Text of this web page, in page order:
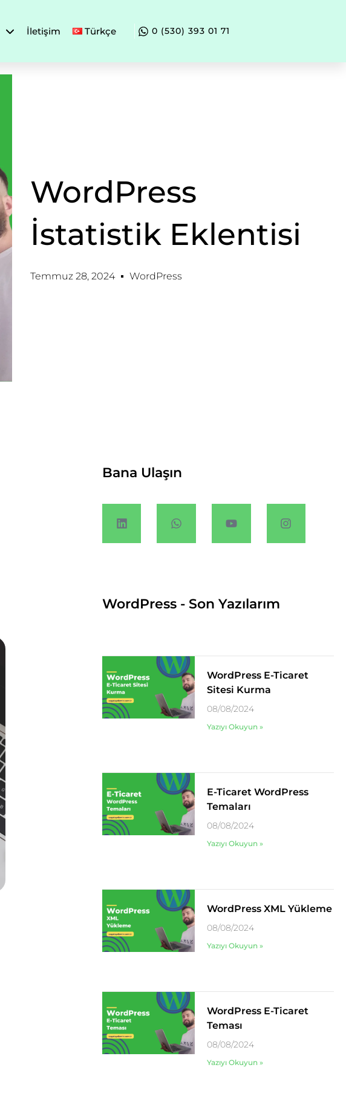
İletişim Türkçe 0 (530) 393 01 71
WordPress
İstatistik Eklentisi
Temmuz 28, 2024 WordPress
Bana Ulaşın
WordPress - Son Yazılarım
WordPress E-Ticaret
Sitesi Kurma
08/08/2024
Yazıyı Okuyun »
E-Ticaret WordPress
Temaları
08/08/2024
Yazıyı Okuyun »
WordPress XML Yükleme
08/08/2024
Yazıyı Okuyun »
WordPress E-Ticaret
Teması
08/08/2024
Yazıyı Okuyun »